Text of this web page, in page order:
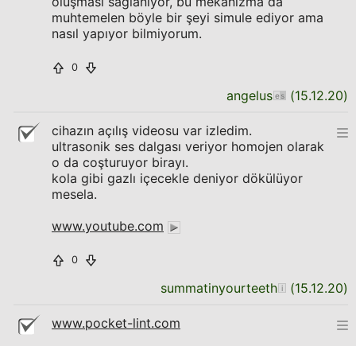
muhtemelen böyle bir şeyi simule ediyor ama
nasıl yapıyor bilmiyorum.
0
angelus (15.12.20)
cihazın açılış videosu var izledim.
ultrasonik ses dalgası veriyor homojen olarak
o da coşturuyor birayı.
kola gibi gazlı içecekle deniyor dökülüyor
mesela.
www.youtube.com
0
summatinyourteeth (15.12.20)
www.pocket-lint.com